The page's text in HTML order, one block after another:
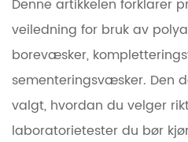
Denne artikkelen forklarer
veiledning for bruk av
borevæsker,
sementeringsvæsker. Den
valgt, hvordan du velger
laboratorietester du bør